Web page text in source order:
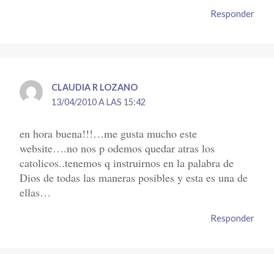
Responder
CLAUDIA R LOZANO
13/04/2010 A LAS 15:42
en hora buena!!!…me gusta mucho este
website….no nos p odemos quedar atras los
catolicos..tenemos q instruirnos en la palabra de
Dios de todas las maneras posibles y esta es una de
ellas…
Responder